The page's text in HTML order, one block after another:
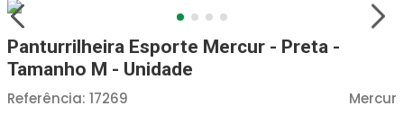
Panturrilheira Esporte Mercur - Preta -
Tamanho M - Unidade
Mercur
Referência: 17269
2º Fralda Geriatrica
3º Luva Latex